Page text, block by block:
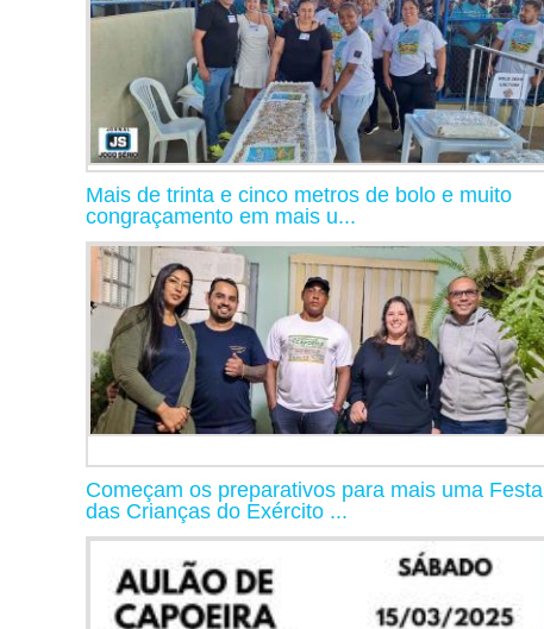
Mais de trinta e cinco metros de bolo e muito
congraçamento em mais u...
Começam os preparativos para mais uma Festa
das Crianças do Exército ...